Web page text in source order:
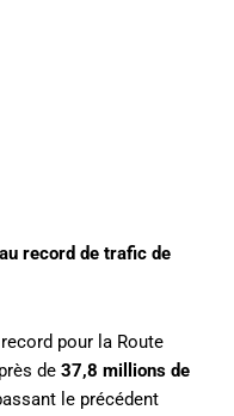
record de trafic de
pour la Route
de 37,8 millions de
le précédent